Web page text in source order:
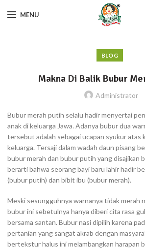
MENU
BLOG
Makna Di Balik Bubur
Administrator
Bubur merah putih selalu hadir menyertai
anak di keluarga Jawa. Adanya bubur dua
tersebut adalah sebagai ucapan syukur atas
keluarga. Tersaji dalam wadah daun pisang
bubur merah dan bubur putih yang disajikan
berarti bahwa seorang bayi baru lahir hadir
(bubur putih) dan bibit ibu (bubur merah).
Meski sesungguhnya warnanya tidak merah
bubur ini sebetulnya hanya diberi cita rasa
bersama santan. Bubur nasi dipilih karena
pertanian yang sangat akrab dengan
bertekstur halus ini melambangkan harapan